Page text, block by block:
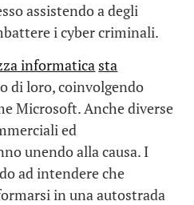
assistendo a degli
i cyber criminali.
informatica sta
di loro, coinvolgendo
Microsoft. Anche diverse
ed
unendo alla causa. I
ad intendere che
in una autostrada